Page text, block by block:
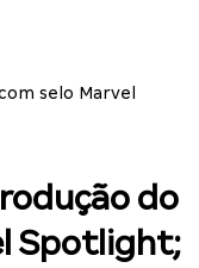
selo Marvel
do
Spotlight;